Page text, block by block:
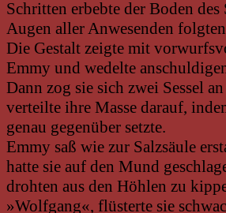
Schritten erbebte der Boden
Augen aller Anwesenden
Die Gestalt zeigte mit
Emmy und wedelte
Dann zog sie sich zwei Sessel
verteilte ihre Masse darauf,
genau gegenüber setzte.
Emmy saß wie zur Salzsäule
hatte sie auf den Mund
drohten aus den Höhlen zu
»Wolfgang«, flüsterte sie